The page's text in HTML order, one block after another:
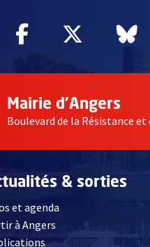
Facebook
, Ouvre une
Twitter
, ,
Mairie d'Angers
Boulevard de la Résistance et
& sorties
et agenda
à Angers